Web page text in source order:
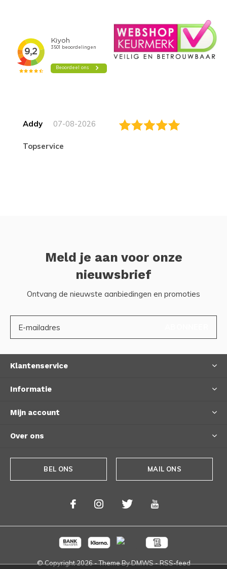
Addy 07-08-2026
topservice
Meld je aan voor onze
nieuwsbrief
Ontvang de nieuwste aanbiedingen en promoties
Klantenservice
Informatie
Mijn account
Over ons
BEL ONS MAIL ONS
© Copyright2026- Theme ByDMWS-RSS-feed